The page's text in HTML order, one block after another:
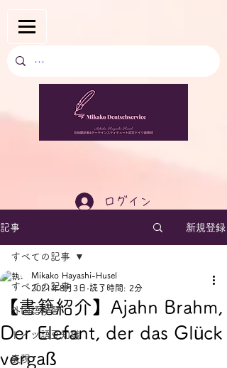
ログイン
記事 新規登録
すべての記事
外国語学習
ドイツ語豆知識
表現
すべての記事
【書籍紹介】Ajahn Brahm,
Der Elefant, der das Glück
vergaß
Mikako Hayashi-Husel
2021年8月3日 読了時間: 2分